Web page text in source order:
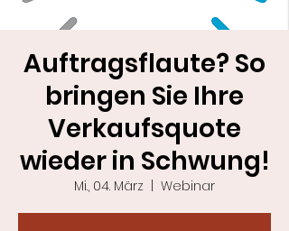
Auftragsflaute? So
bringen Sie Ihre
Verkaufsquote
wieder in Schwung!
Mi., 04. März Webinar